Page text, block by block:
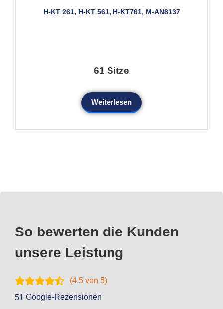
H-KT 261, H-KT 561, H-KT761, M-AN8137
61 Sitze
Weiterlesen
So bewerten die Kunden
unsere Leistung
(4.5 von 5)
51 Google-Rezensionen